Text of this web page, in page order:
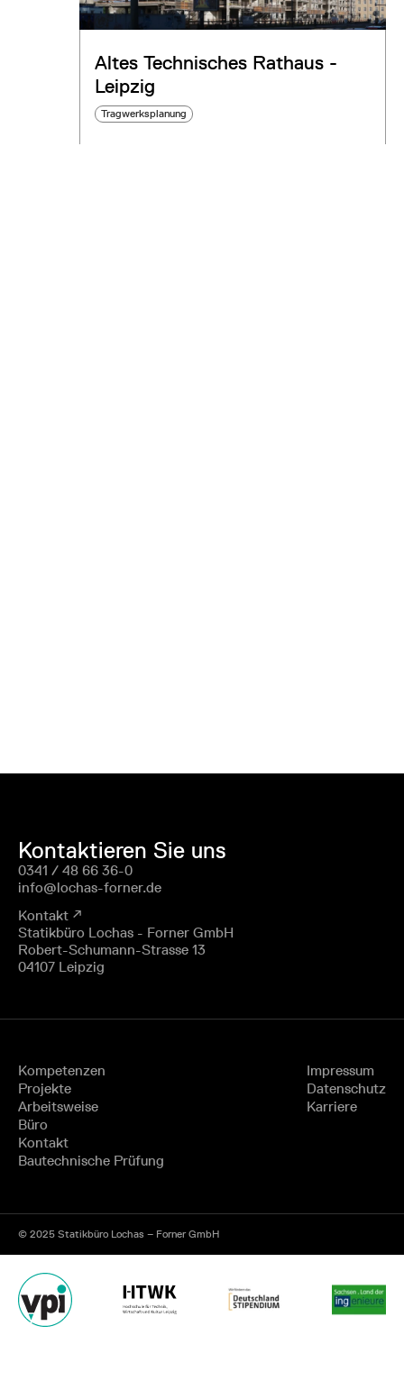
Altes Technisches Rathaus -
Leipzig
Tragwerksplanung
Kontaktieren Sie uns
0341 / 48 66 36-0
info@lochas-forner.de
Kontakt ↗
Statikbüro Lochas - Forner GmbH
Robert-Schumann-Strasse 13
04107 Leipzig
Kompetenzen
Projekte
Arbeitsweise
Büro
Kontakt
Bautechnische Prüfung
Impressum
Datenschutz
Karriere
© 2025 Statikbüro Lochas – Forner GmbH